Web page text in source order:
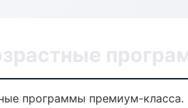
программы премиум-